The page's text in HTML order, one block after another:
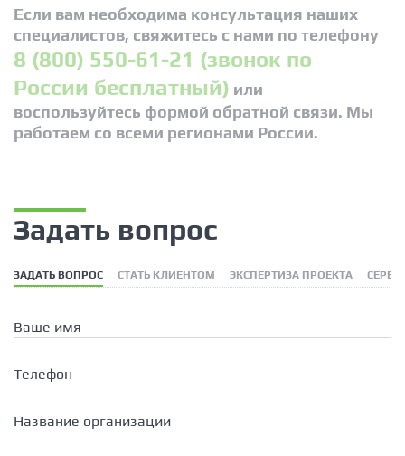
Если вам необходима консультация наших
специалистов, свяжитесь с нами по телефону
8 (800) 550-61-21 (звонок по
России бесплатный) или
воспользуйтесь формой обратной связи. Мы
работаем со всеми регионами России.
Задать вопрос
ЗАДАТЬ ВОПРОС СТАТЬ КЛИЕНТОМ ЭКСПЕРТИЗА ПРОЕКТА
Ваше имя
Телефон
Название организации